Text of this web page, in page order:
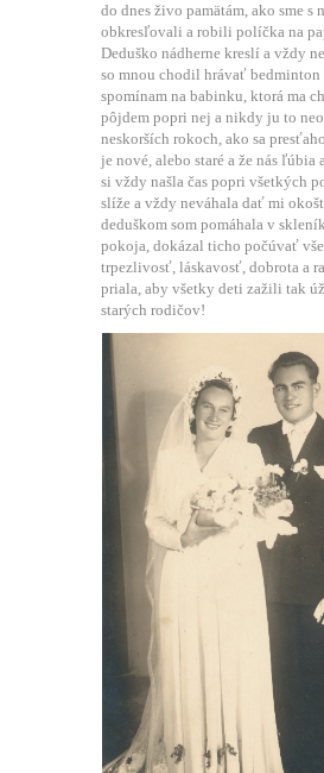
do dnes živo pamätám, ako sme
obkresľovali a robili políčka na
Deduško nádherne kreslí a vždy
so mnou chodil hrávať
spomínam na babinku, ktorá ma
pôjdem popri nej a nikdy ju to
neskorších rokoch, ako sa
je nové, alebo staré a že nás
si vždy našla čas popri všetkých
slíže a vždy neváhala dať mi
deduškom som pomáhala v
pokoja, dokázal ticho počúvať
trpezlivosť, láskavosť, dobrota a
priala, aby všetky deti zažili tak
starých rodičov!